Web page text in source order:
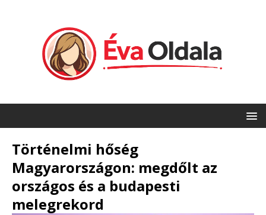
Történelmi hőség
Magyarországon: megdőlt az
országos és a budapesti
melegrekord